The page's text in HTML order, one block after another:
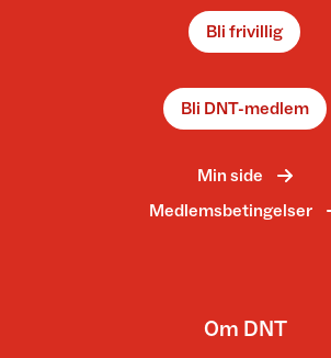
Bli frivillig
Bli DNT-medlem
Min side
Medlemsbetingelser
Om DNT